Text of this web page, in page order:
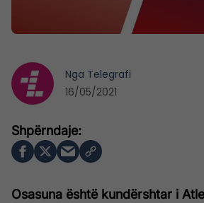
Osasuna është kundërshtar i
Nga Telegrafi
16/05/2021